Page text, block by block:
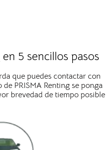
5 sencillos pasos
que puedes contactar con
PRISMA Renting se ponga
brevedad de tiempo posible